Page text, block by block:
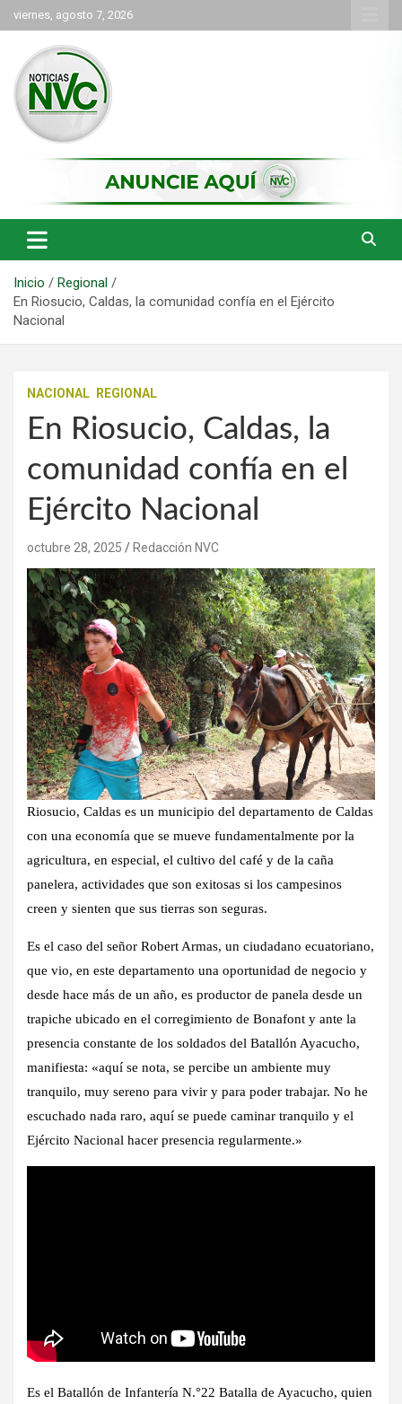
Saltar
al
contenido
viernes, agosto 7, 2026
NVC Noticias
Inicio
Regional
En Riosucio, Caldas, la comunidad confía en el Ejército
Nacional
NACIONAL REGIONAL
En Riosucio, Caldas, la
comunidad confía en el
Ejército Nacional
octubre 28, 2025 Redacción NVC
Riosucio, Caldas es un municipio del departamento de Caldas
con una economía que se mueve fundamentalmente por la
agricultura, en especial, el cultivo del café y de la caña
panelera, actividades que son exitosas si los campesinos
creen y sienten que sus tierras son seguras.
Es el caso del señor Robert Armas, un ciudadano ecuatoriano,
que vio, en este departamento una oportunidad de negocio y
desde hace más de un año, es productor de panela desde un
trapiche ubicado en el corregimiento de Bonafont y ante la
presencia constante de los soldados del Batallón Ayacucho,
manifiesta: «aquí se nota, se percibe un ambiente muy
tranquilo, muy sereno para vivir y para poder trabajar. No he
escuchado nada raro, aquí se puede caminar tranquilo y el
Ejército Nacional hacer presencia regularmente.»
Es el Batallón de Infantería N.°22 Batalla de Ayacucho, quien